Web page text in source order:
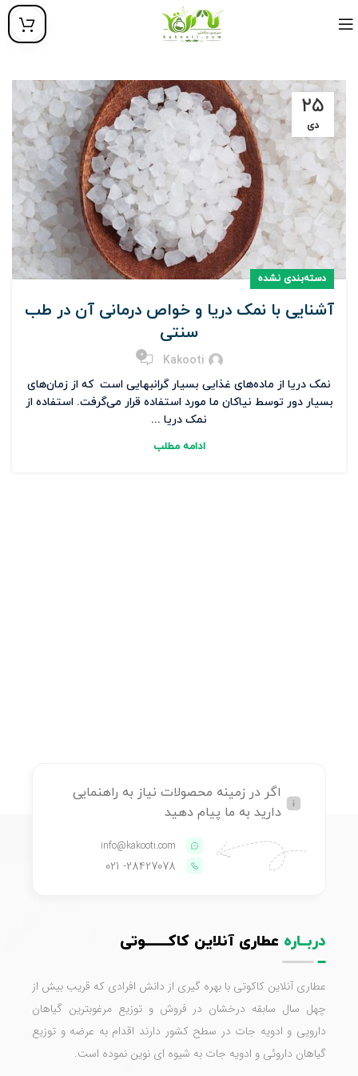
۲۵
دی
دسته‌بندی نشده
آشنایی با نمک دریا و خواص درمانی آن در طب
سنتی
Kakooti
0
نمک دریا از ماده‌های غذایی بسیار گرانبهایی است که از زمان‌های
بسیار دور توسط نیاکان ما مورد استفاده قرار می‌گرفت. استفاده از
نمک دریا ...
ادامه مطلب
اگر در زمینه محصولات نیاز به راهنمایی
دارید به ما پیام دهید
info@kakooti.com
28427078
- 021
دربــاره عطاری آنلاین کاکـــــــوتی
عطاری آنلاین کاکوتی با بهره گیری از دانش افرادی که قریب بیش از
چهل سال سابقه درخشان در فروش و توزیع مرغوبترین گیاهان
دارویی و ادویه جات در سطح کشور دارند اقدام به عرضه و توزیع
گیاهان داروئی و ادویه جات به شیوه ای نوین نموده است.